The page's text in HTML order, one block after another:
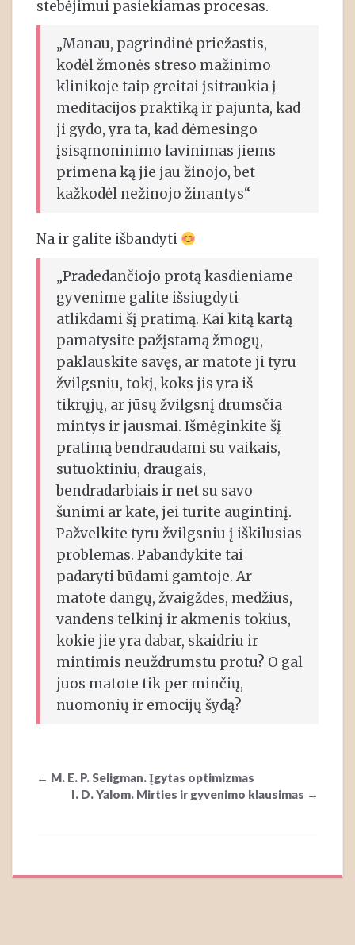
stebėjimui pasiekiamas procesas.
„Manau, pagrindinė priežastis,
kodėl žmonės streso mažinimo
klinikoje taip greitai įsitraukia į
meditacijos praktiką ir pajunta, kad
ji gydo, yra ta, kad dėmesingo
įsisąmoninimo lavinimas jiems
primena ką jie jau žinojo, bet
kažkodėl nežinojo žinantys“
Na ir galite išbandyti
„Pradedančiojo protą kasdieniame
gyvenime galite išsiugdyti
atlikdami šį pratimą. Kai kitą kartą
pamatysite pažįstamą žmogų,
paklauskite savęs, ar matote ji tyru
žvilgsniu, tokį, koks jis yra iš
tikrųjų, ar jūsų žvilgsnį drumsčia
mintys ir jausmai. Išmėginkite šį
pratimą bendraudami su vaikais,
sutuoktiniu, draugais,
bendradarbiais ir net su savo
šunimi ar kate, jei turite augintinį.
Pažvelkite tyru žvilgsniu į iškilusias
problemas. Pabandykite tai
padaryti būdami gamtoje. Ar
matote dangų, žvaigždes, medžius,
vandens telkinį ir akmenis tokius,
kokie jie yra dabar, skaidriu ir
mintimis neuždrumstu protu? O gal
juos matote tik per minčių,
nuomonių ir emocijų šydą?
Post
navigation
← M. E. P. Seligman. Įgytas optimizmas
I. D. Yalom. Mirties ir gyvenimo klausimas →